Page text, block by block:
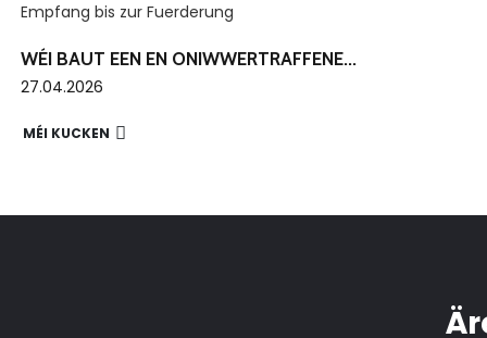
WÉI BAUT EEN EN ONIWWERTRAFFENE...
27.04.2026
MÉI KUCKEN